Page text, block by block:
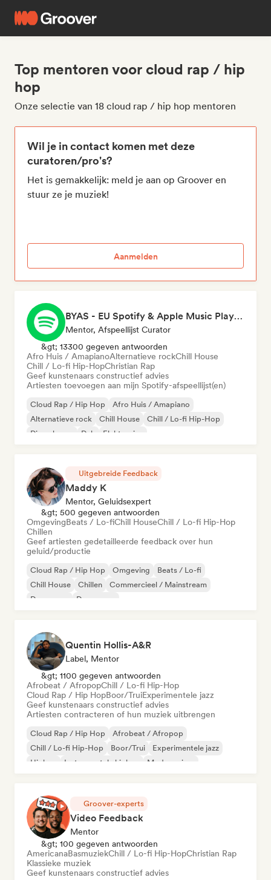
Top mentoren voor cloud rap / hip
hop
Onze selectie van 18 cloud rap / hip hop mentoren
Wil je in contact komen met deze
curatoren/pro's?
Het is gemakkelijk: meld je aan op Groover en
stuur ze je muziek!
Aanmelden
BYAS - EU Spotify & Apple Music Playlists
Mentor, Afspeellijst Curator
&gt; 13300 gegeven antwoorden
Afro Huis / AmapianoAlternatieve rockChill House
Chill / Lo-fi Hip-HopChristian Rap
Geef kunstenaars constructief advies
Artiesten toevoegen aan mijn Spotify-afspeellijst(en)
Cloud Rap / Hip Hop
Afro Huis / Amapiano
Alternatieve rock
Chill House
Chill / Lo-fi Hip-Hop
Diepe house
Dub Elektronica
Uitgebreide Feedback
Maddy K
Mentor, Geluidsexpert
&gt; 500 gegeven antwoorden
OmgevingBeats / Lo-fiChill HouseChill / Lo-fi Hip-Hop
Chillen
Geef artiesten gedetailleerde feedback over hun
geluid/productie
Cloud Rap / Hip Hop Omgeving
Beats / Lo-fi
Chill House
Chillen
Commercieel / Mainstream
Dance pop
Droompop
Quentin Hollis-A&R
Label, Mentor
&gt; 1100 gegeven antwoorden
Afrobeat / AfropopChill / Lo-fi Hip-Hop
Cloud Rap / Hip HopBoor/TruiExperimentele jazz
Geef kunstenaars constructief advies
Artiesten contracteren of hun muziek uitbrengen
Cloud Rap / Hip Hop
Afrobeat / Afropop
Chill / Lo-fi Hip-Hop
Boor/Trui
Experimentele jazz
Hiphop
Instrumentale hiphop Moderne jazz
Groover-experts
Video Feedback
Mentor
&gt; 100 gegeven antwoorden
AmericanaBasmuziekChill / Lo-fi Hip-HopChristian Rap
Klassieke muziek
Geef kunstenaars constructief advies